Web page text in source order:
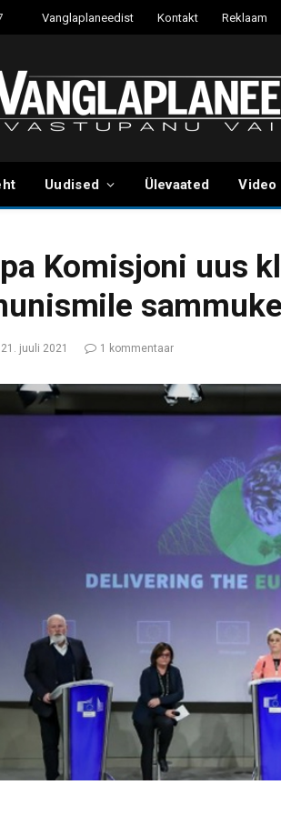
Vanglaplaneedist Kontakt Reklaam
Uudised Ülevaated Video
Komisjoni uus
21. juuli 2021 1 kommentaar